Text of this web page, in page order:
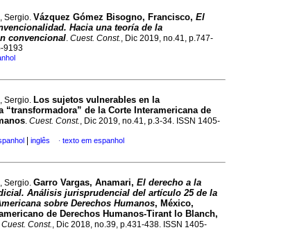
Sergio. Vázquez Gómez Bisogno, Francisco, El
Hacia una teoría de la
convencional. Cuest. Const., Dic 2019, no.41, p.747-
9193
Sergio. Los sujetos vulnerables en la
“transformadora” de la Corte Interamericana de
. Cuest. Const., Dic 2019, no.41, p.3-34. ISSN 1405-
inglês · texto em espanhol
Sergio. Garro Vargas, Anamari, El derecho a la
Análisis jurisprudencial del artículo 25 de la
sobre Derechos Humanos, México,
de Derechos Humanos-Tirant lo Blanch,
Cuest. Const., Dic 2018, no.39, p.431-438. ISSN 1405-